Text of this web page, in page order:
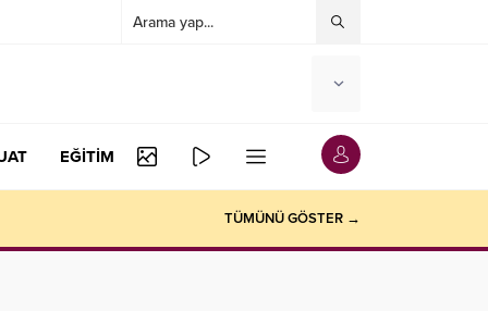
EĞİTİM
TÜMÜNÜ GÖSTER →